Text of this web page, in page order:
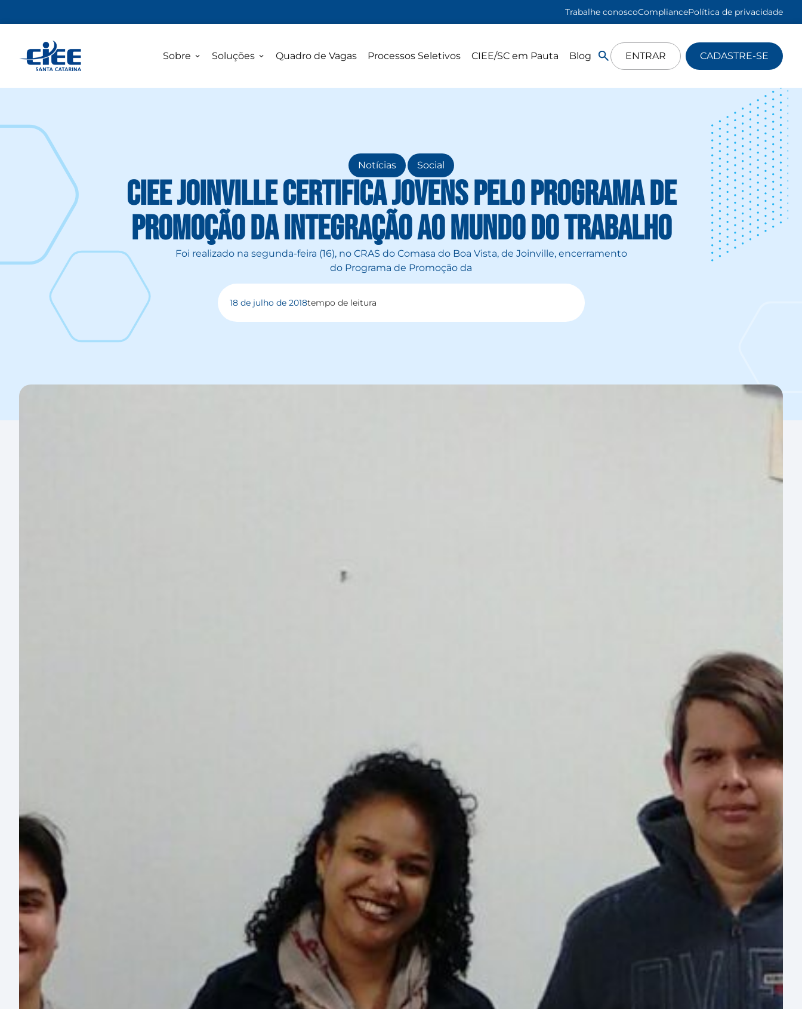
Trabalhe conoscoCompliancePolítica de privacidade
Sobre Soluções Quadro de Vagas Processos Seletivos CIEE/SC em Pauta Blog ENTRAR CADASTRE-SE
Notícias , Social
CIEE Joinville certifica jovens pelo Programa de
Promoção da Integração ao Mundo do Trabalho
Foi realizado na segunda-feira (16), no CRAS do Comasa do Boa Vista, de Joinville, encerramento
do Programa de Promoção da
18 de julho de 2018tempo de leitura